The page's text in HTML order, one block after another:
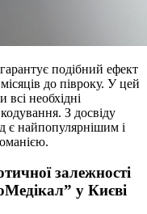
подібний ефект
до півроку. У цей
необхідні
З досвіду
є найпопулярнішим і
залежності
у Києві